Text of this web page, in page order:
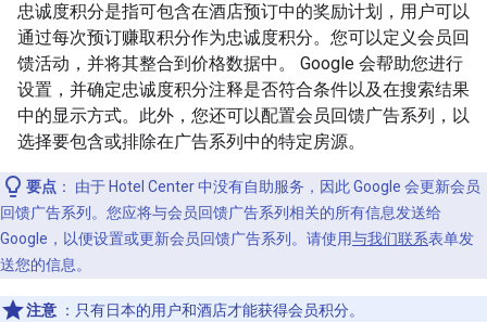
忠诚度积分是指可包含在酒店预订中的奖励计划，用户可以
通过每次预订赚取积分作为忠诚度积分。您可以定义会员回
馈活动，并将其整合到价格数据中。 Google 会帮助您进行
设置，并确定忠诚度积分注释是否符合条件以及在搜索结果
中的显示方式。此外，您还可以配置会员回馈广告系列，以
选择要包含或排除在广告系列中的特定房源。
要点 ：
由于 Hotel Center 中没有自助服务，因此 Google 会更新会员
回馈广告系列。您应将与会员回馈广告系列相关的所有信息发送给
Google，以便设置或更新会员回馈广告系列。请使用与我们联系表单发
送您的信息。
注意 ：只有日本的用户和酒店才能获得会员积分。